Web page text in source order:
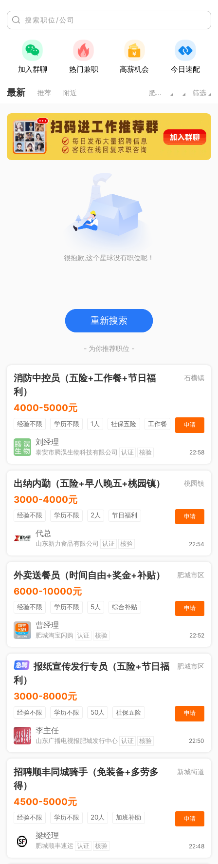
加入群聊 热门兼职 高薪机会 今日速配
最新 推荐 附近 肥城市 筛选
很抱歉,这个星球没有职位呢！
重新搜索
- 为你推荐职位 -
消防中控员（五险+工作餐+节日福
利）
石横镇
4000-5000元
经验不限 学历不限 1人 社保五险
工作餐
节日福利
申请
刘经理
泰安市腾淏生物科技有限公司 认证 核验 22:58
出纳内勤（五险+早八晚五+桃园镇） 桃园镇
3000-4000元
经验不限 学历不限 2人
节日福利
社保五险
工作餐
申请
代总
山东新力食品有限公司 认证 核验 22:54
外卖送餐员（时间自由+奖金+补贴） 肥城市区
6000-10000元
经验不限 学历不限 5人
综合补贴
奖励计划
加班补助
申请
曹经理
肥城淘宝闪购 认证 核验 22:52
报纸宣传发行专员（五险+节日福
利）
肥城市区
3000-8000元
经验不限 学历不限 50人
社保五险
节日福利
销售奖金
申请
李主任
山东广播电视报肥城发行中心 认证 核验 22:50
招聘顺丰同城骑手（免装备+多劳多
得）
新城街道
4500-5000元
经验不限 学历不限 20人
加班补助
综合补贴
奖励计划
申请
梁经理
肥城顺丰速运 认证 核验 22:48